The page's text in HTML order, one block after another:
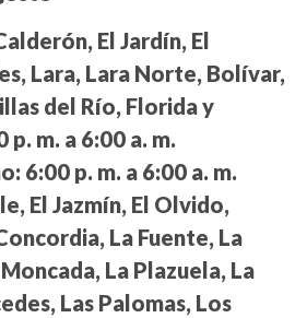
El Jardín, El
Lara, Lara Norte, Bolívar,
del Río, Florida y
p. m. a 6:00 a. m.
6:00 p. m. a 6:00 a. m.
El Jazmín, El Olvido,
La Fuente, La
La Plazuela, La
Las Palomas, Los